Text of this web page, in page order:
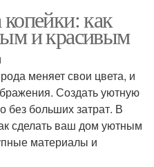
как
и красивым
меняет свои цвета, и
Создать уютную
без больших затрат. В
сделать ваш дом уютным
материалы и